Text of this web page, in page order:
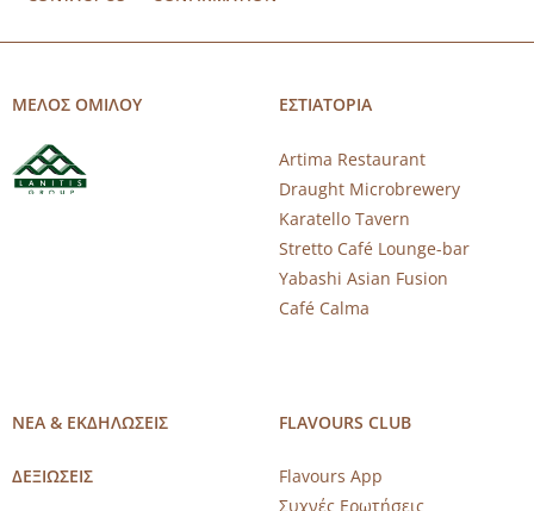
ΜΕΛΟΣ ΟΜΙΛΟΥ ΕΣΤΙΑΤΟΡΙΑ
Artima Restaurant
Draught Microbrewery
Karatello Tavern
Stretto Café Lounge-bar
Yabashi Asian Fusion
Café Calma
ΝΕΑ & ΕΚΔΗΛΩΣΕΙΣ
ΔΕΞΙΩΣΕΙΣ
FLAVOURS CLUB
Flavours App
Συχνές Ερωτήσεις